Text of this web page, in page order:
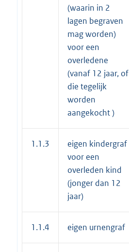
(waarin in 2
lagen begraven
mag worden)
voor een
overledene
(vanaf 12 jaar, of
die tegelijk
worden
aangekocht )
1.1.3
eigen kindergraf
voor een
overleden kind
(jonger dan 12
jaar)
1.1.4 eigen urnengraf